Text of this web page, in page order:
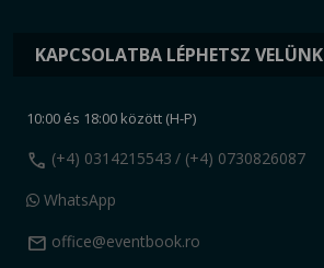
KAPCSOLATBA LÉPHETSZ VELÜNK
10:00 és 18:00 között (H-P)
call (+4) 0314215543 / (+4) 0730826087
WhatsApp
mail office@eventbook.ro